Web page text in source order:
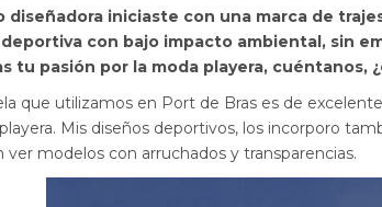
diseñadora iniciaste con una marca de
con bajo impacto ambiental, sin
tu pasión por la moda playera, cuéntanos,
que utilizamos en Port de Bras es de
Mis diseños deportivos, los incorporo
ver modelos con arruchados y transparencias.